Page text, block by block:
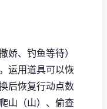
娇、钓鱼等待）
运用道具可以恢
后恢复行动点数
爬山（山）、偷查